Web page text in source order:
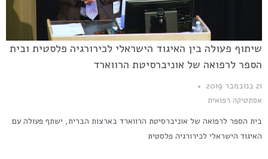
שיתוף פעולה בין האיגוד הישראלי לכירורגיה פלסטית ובית
הספר לרפואה של אוניברסיטת הרווארד
21 בנובמבר 2019
אסתטיקה רפואית
בית הספר לרפואה של אוניברסיטת הרווארד בארצות הברית, ישתף פעולה עם
האיגוד הישראלי לכירורגיה פלסטית